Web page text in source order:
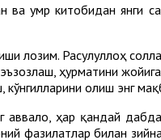
ва умр китобидан янги
лозим. Расулуллоҳ
ҳурматини
олиш энг
ҳар қандай
фазилатлар билан